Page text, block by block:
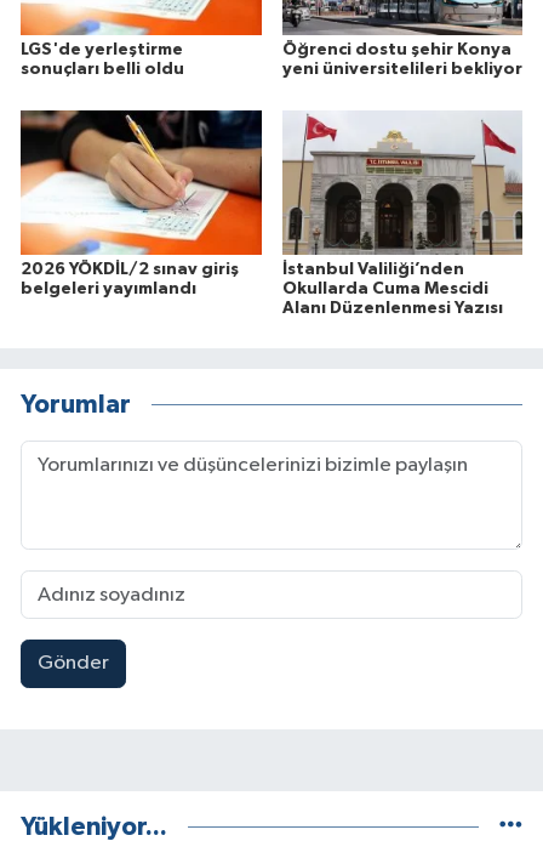
LGS'de yerleştirme
sonuçları belli oldu
Öğrenci dostu şehir Konya
yeni üniversitelileri bekliyor
2026 YÖKDİL/2 sınav giriş
belgeleri yayımlandı
İstanbul Valiliği’nden
Okullarda Cuma Mescidi
Alanı Düzenlenmesi Yazısı
Yorumlar
Gönder
Yükleniyor...